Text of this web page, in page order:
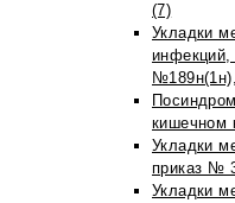
(7)
Укладки
инфекций,
кишечном
Укладки
приказ №
Укладки